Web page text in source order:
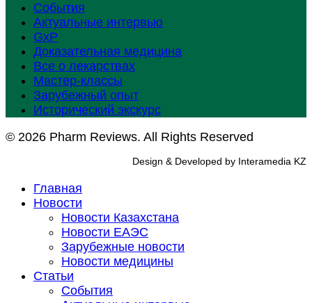
События
Актуальные интервью
GxP
Доказательная медицина
Все о лекарствах
Мастер-классы
Зарубежный опыт
Исторический экскурс
© 2026 Pharm Reviews. All Rights Reserved
Design & Developed by Interamedia KZ
Главная
Новости
Новости Казахстана
Новости ЕАЭС
Зарубежные новости
Новости медицины
Статьи
События